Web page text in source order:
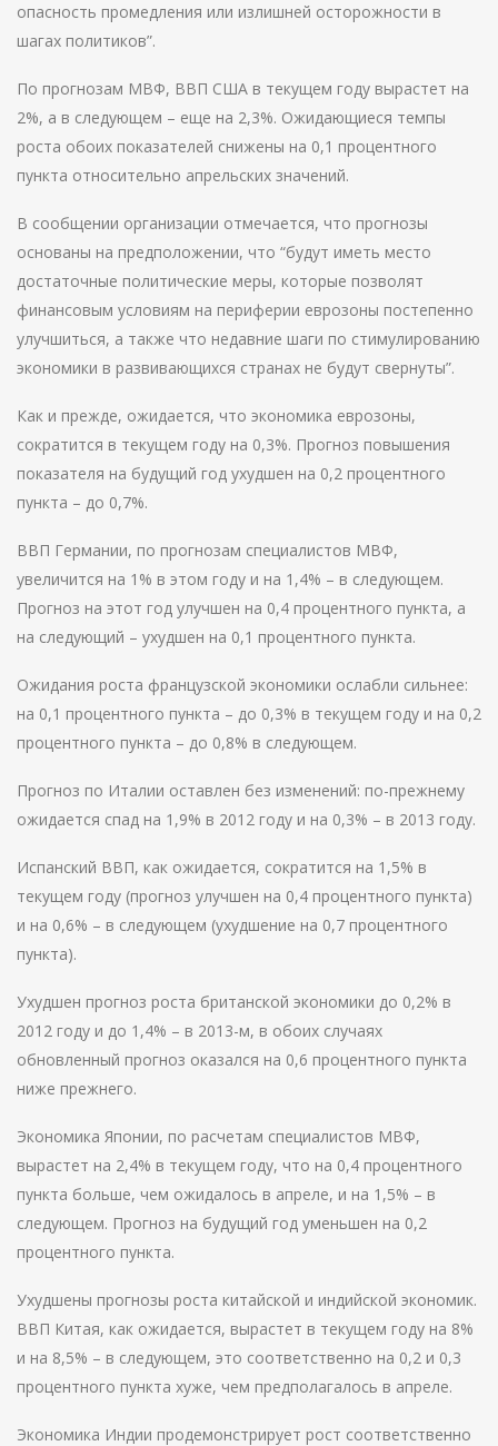
опасность промедления или излишней осторожности в
шагах политиков”.
По прогнозам МВФ, ВВП США в текущем году вырастет на
2%, а в следующем – еще на 2,3%. Ожидающиеся темпы
роста обоих показателей снижены на 0,1 процентного
пункта относительно апрельских значений.
В сообщении организации отмечается, что прогнозы
основаны на предположении, что “будут иметь место
достаточные политические меры, которые позволят
финансовым условиям на периферии еврозоны постепенно
улучшиться, а также что недавние шаги по стимулированию
экономики в развивающихся странах не будут свернуты”.
Как и прежде, ожидается, что экономика еврозоны,
сократится в текущем году на 0,3%. Прогноз повышения
показателя на будущий год ухудшен на 0,2 процентного
пункта – до 0,7%.
ВВП Германии, по прогнозам специалистов МВФ,
увеличится на 1% в этом году и на 1,4% – в следующем.
Прогноз на этот год улучшен на 0,4 процентного пункта, а
на следующий – ухудшен на 0,1 процентного пункта.
Ожидания роста французской экономики ослабли сильнее:
на 0,1 процентного пункта – до 0,3% в текущем году и на 0,2
процентного пункта – до 0,8% в следующем.
Прогноз по Италии оставлен без изменений: по-прежнему
ожидается спад на 1,9% в 2012 году и на 0,3% – в 2013 году.
Испанский ВВП, как ожидается, сократится на 1,5% в
текущем году (прогноз улучшен на 0,4 процентного пункта)
и на 0,6% – в следующем (ухудшение на 0,7 процентного
пункта).
Ухудшен прогноз роста британской экономики до 0,2% в
2012 году и до 1,4% – в 2013-м, в обоих случаях
обновленный прогноз оказался на 0,6 процентного пункта
ниже прежнего.
Экономика Японии, по расчетам специалистов МВФ,
вырастет на 2,4% в текущем году, что на 0,4 процентного
пункта больше, чем ожидалось в апреле, и на 1,5% – в
следующем. Прогноз на будущий год уменьшен на 0,2
процентного пункта.
Ухудшены прогнозы роста китайской и индийской экономик.
ВВП Китая, как ожидается, вырастет в текущем году на 8%
и на 8,5% – в следующем, это соответственно на 0,2 и 0,3
процентного пункта хуже, чем предполагалось в апреле.
Экономика Индии продемонстрирует рост соответственно